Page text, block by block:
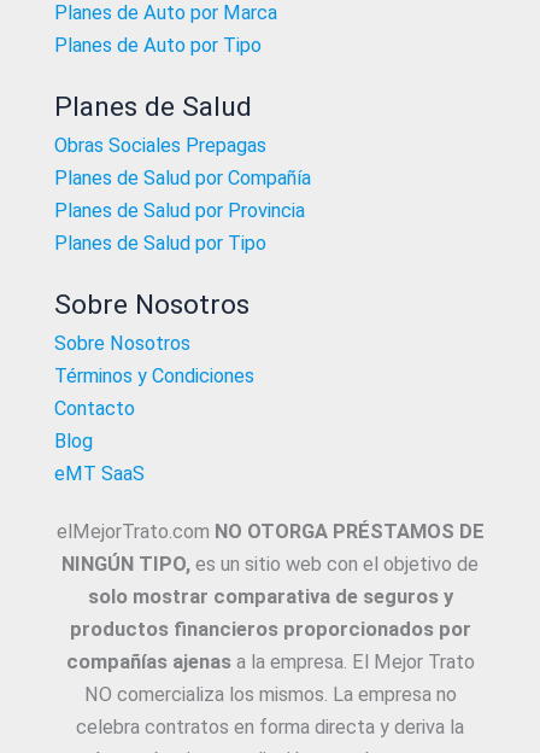
Planes de Auto por Marca
Planes de Auto por Tipo
Planes de Salud
Obras Sociales Prepagas
Planes de Salud por Compañía
Planes de Salud por Provincia
Planes de Salud por Tipo
Sobre Nosotros
Sobre Nosotros
Términos y Condiciones
Contacto
Blog
eMT SaaS
elMejorTrato.com NO OTORGA PRÉSTAMOS DE
NINGÚN TIPO, es un sitio web con el objetivo de
solo mostrar comparativa de seguros y
productos financieros proporcionados por
compañías ajenasa la empresa. El Mejor Trato
NO comercializa los mismos. La empresa no
celebra contratos en forma directa y deriva la